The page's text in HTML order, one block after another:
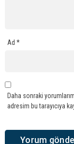
Ad *
Daha sonraki
adresim bu tarayıcıya